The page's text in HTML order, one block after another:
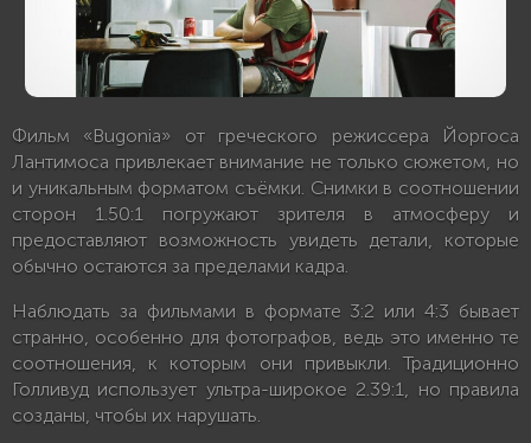
Фильм «Bugonia» от греческого режиссера Йоргоса
Лантимоса привлекает внимание не только сюжетом, но
и уникальным форматом съёмки. Снимки в соотношении
сторон 1.50:1 погружают зрителя в атмосферу и
предоставляют возможность увидеть детали, которые
обычно остаются за пределами кадра.
Наблюдать за фильмами в формате 3:2 или 4:3 бывает
странно, особенно для фотографов, ведь это именно те
соотношения, к которым они привыкли. Традиционно
Голливуд использует ультра-широкое 2.39:1, но правила
созданы, чтобы их нарушать.